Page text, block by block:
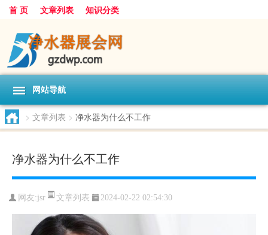
首 页 文章列表 知识分类
网站导航
> 文章列表 > 净水器为什么不工作
净水器为什么不工作
网友:jsr 文章列表 2024-02-22 02:54:30